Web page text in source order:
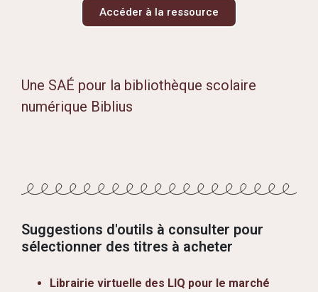
Accéder à la ressource
Une SAÉ pour la bibliothèque scolaire
numérique Biblius
Suggestions d'outils à consulter pour
sélectionner des titres à acheter
Librairie virtuelle des LIQ pour le marché